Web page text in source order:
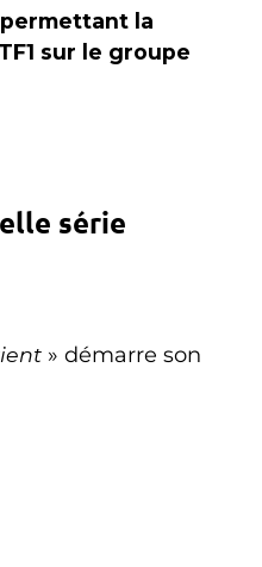
la
sur le groupe
série
» démarre son